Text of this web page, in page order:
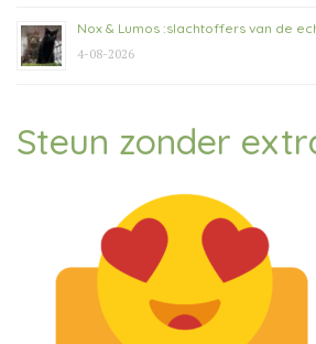
Nox & Lumos :slachtoffers van de
4-08-2026
Steun zonder